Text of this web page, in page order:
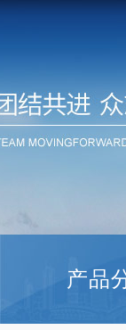
产品